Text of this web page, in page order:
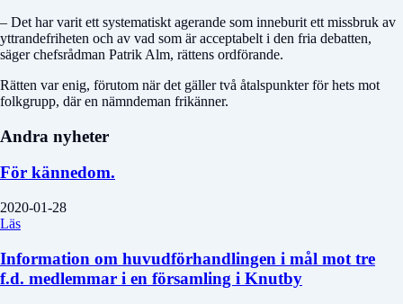
– Det har varit ett systematiskt agerande som inneburit ett missbruk av
yttrandefriheten och av vad som är acceptabelt i den fria debatten,
säger chefsrådman Patrik Alm, rättens ordförande.
Rätten var enig, förutom när det gäller två åtalspunkter för hets mot
folkgrupp, där en nämndeman frikänner.
Andra nyheter
För kännedom.
2020-01-28
Läs
Information om huvudförhandlingen i mål mot tre
f.d. medlemmar i en församling i Knutby